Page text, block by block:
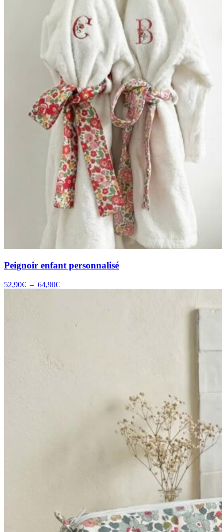
Peignoir enfant personnalisé
52,90€ – 64,90€Plage
64,90€